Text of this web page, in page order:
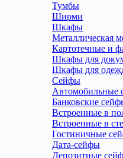
Тумбы
Ширми
Шкафы
Металлическая
Картотечные и
Шкафы для
Шкафы для
Сейфы
Автомобильные
Банковские
Встроенные в
Встроенные в
Гостиничные
Дата-сейфы
Депозитные